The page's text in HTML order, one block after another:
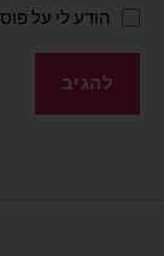
הודע לי על